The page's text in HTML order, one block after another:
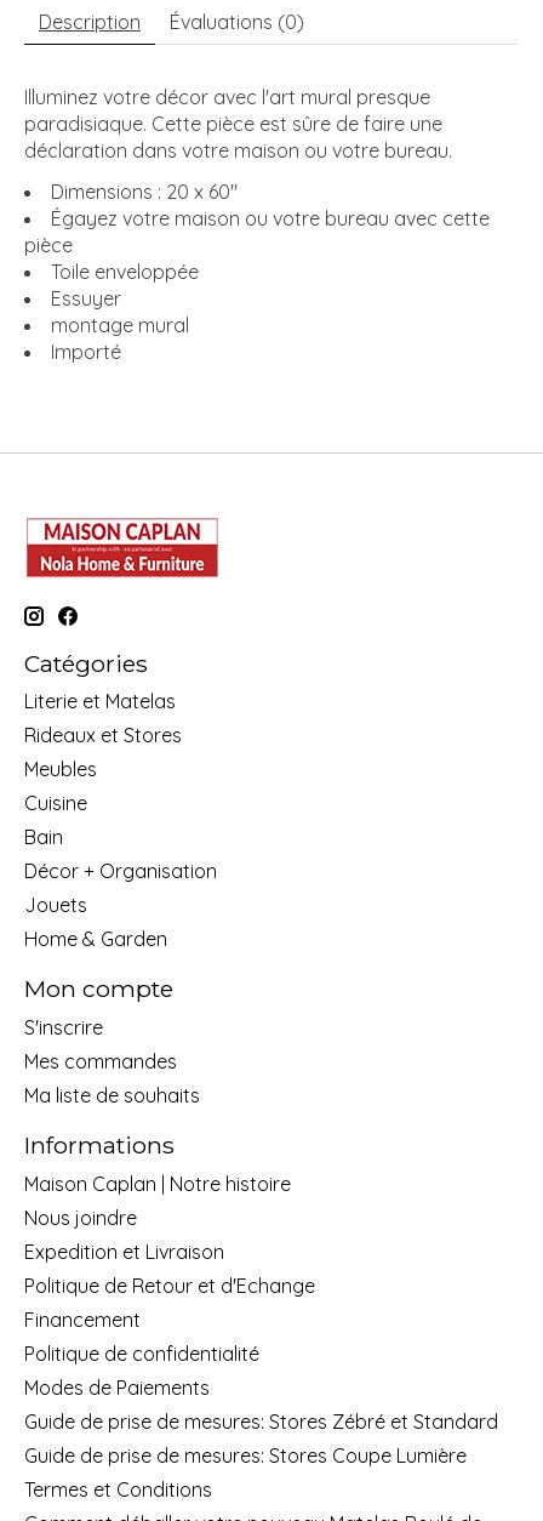
Description Évaluations (0)
Illuminez votre décor avec l'art mural presque
paradisiaque. Cette pièce est sûre de faire une
déclaration dans votre maison ou votre bureau.
Dimensions : 20 x 60''
Égayez votre maison ou votre bureau avec cette
pièce
Toile enveloppée
Essuyer
montage mural
Importé
Catégories
Literie et Matelas
Rideaux et Stores
Meubles
Cuisine
Bain
Décor + Organisation
Jouets
Home & Garden
Mon compte
S'inscrire
Mes commandes
Ma liste de souhaits
Informations
Maison Caplan | Notre histoire
Nous joindre
Expedition et Livraison
Politique de Retour et d'Echange
Financement
Politique de confidentialité
Modes de Paiements
Guide de prise de mesures: Stores Zébré et Standard
Guide de prise de mesures: Stores Coupe Lumière
Termes et Conditions